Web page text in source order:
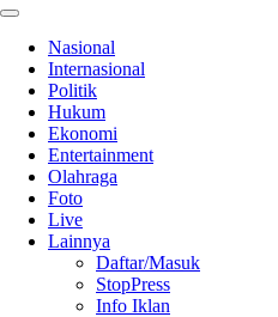
Nasional
Internasional
Politik
Hukum
Ekonomi
Entertainment
Olahraga
Foto
Live
Lainnya
Daftar/Masuk
StopPress
Info Iklan